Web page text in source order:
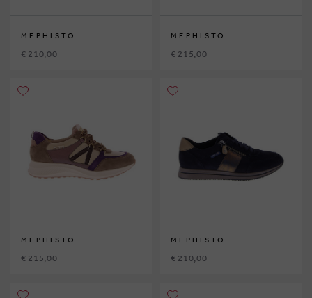
MEPHISTO
€ 210,00
MEPHISTO
€ 215,00
MEPHISTO
€ 215,00
MEPHISTO
€ 210,00